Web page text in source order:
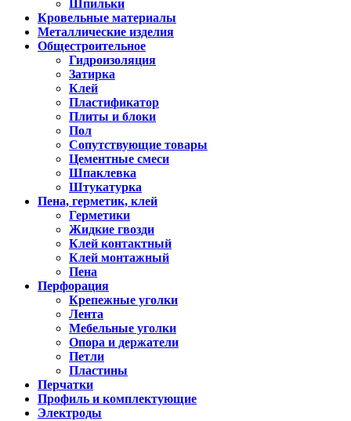
Шпильки
Кровельные материалы
Металлические изделия
Общестроительное
Гидроизоляция
Затирка
Клей
Пластификатор
Плиты и блоки
Пол
Сопутствующие товары
Цементные смеси
Шпаклевка
Штукатурка
Пена, герметик, клей
Герметики
Жидкие гвозди
Клей контактный
Клей монтажный
Пена
Перфорация
Крепежные уголки
Лента
Мебельные уголки
Опора и держатели
Петли
Пластины
Перчатки
Профиль и комплектующие
Электроды